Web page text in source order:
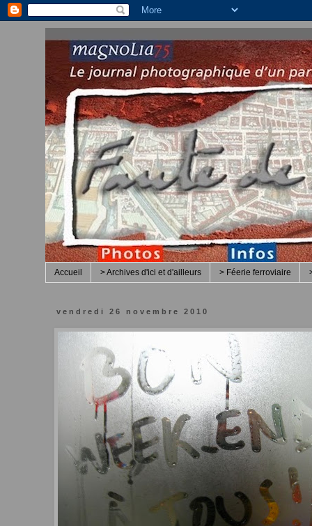
Accueil > Archives d'ici et d'ailleurs > Féerie ferroviaire
vendredi 26 novembre 2010